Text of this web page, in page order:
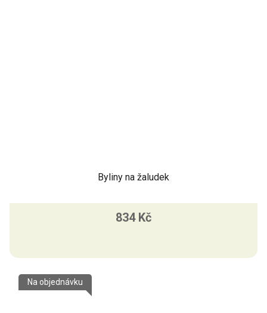
Byliny na žaludek
834 Kč
Na objednávku